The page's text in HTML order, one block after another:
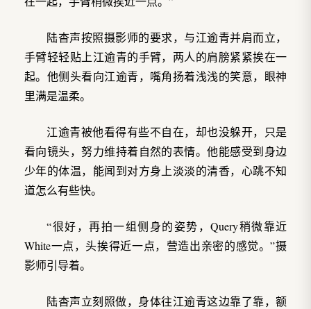
陆杳声按照摄影师的要求，与江逾青并肩而立，
手臂轻轻贴上江逾青的手臂，两人的肩膀紧紧挨在一
起。他侧头看向江逾青，嘴角扬着浅浅的笑意，眼神
里满是温柔。
江逾青被他看得有些不自在，却也没躲开，只是
看向镜头，努力维持着自然的表情。他能感受到身边
少年的体温，能闻到对方身上淡淡的清香，心跳不知
道怎么有些快。
“很好，再拍一组侧身的姿势，Query稍微靠近
White一点，头挨得近一点，营造出亲密的感觉。”摄
影师引导着。
陆杳声立刻照做，身体往江逾青这边靠了靠，额